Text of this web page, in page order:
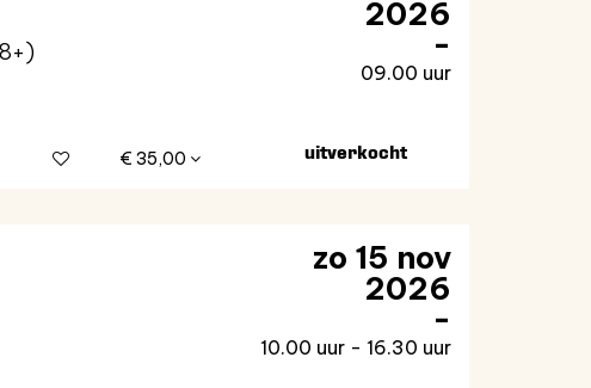
€ 35,00
2026
09.00 uur
uitverkocht
zo 15 nov
2026
10.00 uur - 16.30 uur